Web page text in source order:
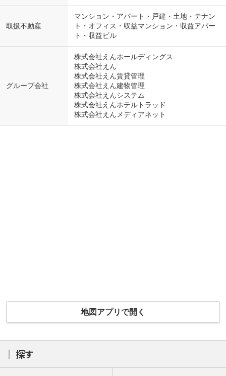
取扱不動産
マンション・アパート・戸建・土地・テナン
ト・オフィス・収益マンション・収益アパー
ト・収益ビル
グループ会社
株式会社えんホールディングス
株式会社えん
株式会社えん賃貸管理
株式会社えん建物管理
株式会社えんシステム
株式会社えんホテルトラッド
株式会社えんメディアネット
地図アプリで開く
探す